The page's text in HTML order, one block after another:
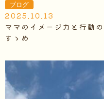
ブログ
2025.10.13
ママのイメージ力と行動の
すゝめ